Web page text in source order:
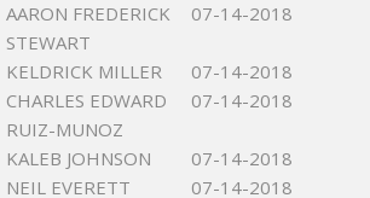
AARON FREDERICK
STEWART
07-14-2018
KELDRICK MILLER
07-14-2018
CHARLES EDWARD
RUIZ-MUNOZ
07-14-2018
KALEB JOHNSON
07-14-2018
NEIL EVERETT 07-14-2018